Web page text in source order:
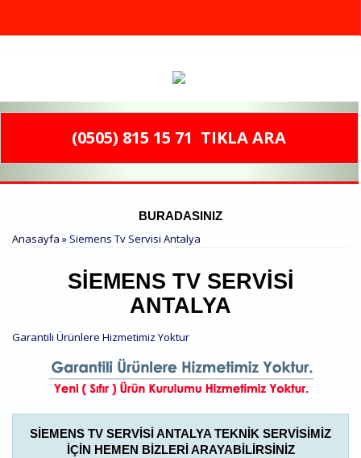
(0505) 815 15 71 TIKLA ARA
BURADASINIZ
Anasayfa » Siemens Tv Servisi Antalya
SIEMENS TV SERVISI
ANTALYA
Garantili Ürünlere Hizmetimiz Yoktur
SIEMENS TV SERVISI ANTALYA TEKNIK SERVISIMIZ
IÇIN HEMEN BIZLERI ARAYABILIRSINIZ